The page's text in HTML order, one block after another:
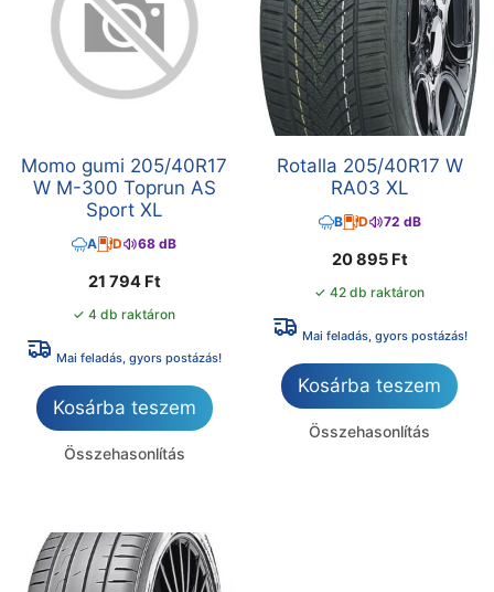
Momo gumi 205/40R17
W M-300 Toprun AS
Sport XL
A D 68 dB
21 794 Ft
✓ 4 db raktáron
Mai feladás, gyors postázás!
Kosárba teszem
Összehasonlítás
Rotalla 205/40R17 W
RA03 XL
B D 72 dB
20 895 Ft
✓ 42 db raktáron
Mai feladás, gyors postázás!
Kosárba teszem
Összehasonlítás